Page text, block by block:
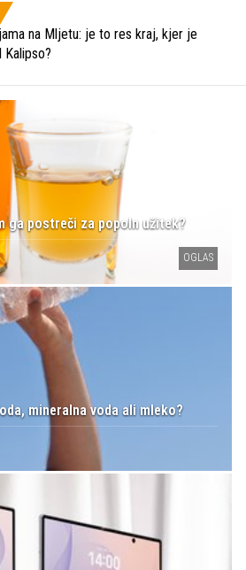
na Mljetu: je to res kraj, kjer je
Kalipso?
ga postreči za popoln užitek?
OGLAS
mineralna voda ali mleko?